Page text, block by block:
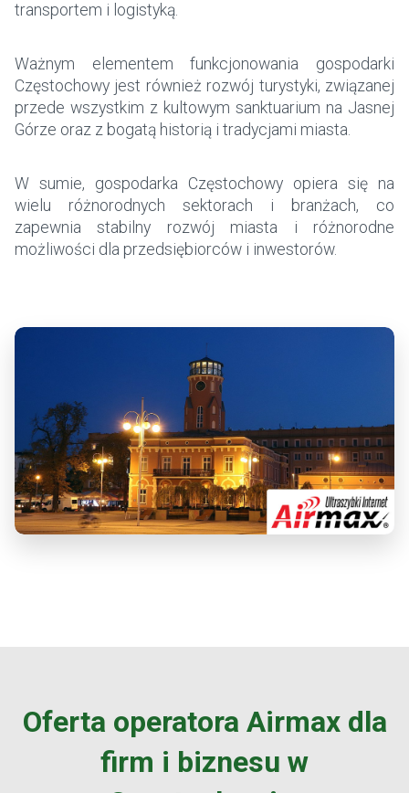
transportem i logistyką.
Ważnym elementem funkcjonowania gospodarki
Częstochowy jest również rozwój turystyki, związanej
przede wszystkim z kultowym sanktuarium na Jasnej
Górze oraz z bogatą historią i tradycjami miasta.
W sumie, gospodarka Częstochowy opiera się na
wielu różnorodnych sektorach i branżach, co
zapewnia stabilny rozwój miasta i różnorodne
możliwości dla przedsiębiorców i inwestorów.
Oferta operatora Airmax dla
firm i biznesu w